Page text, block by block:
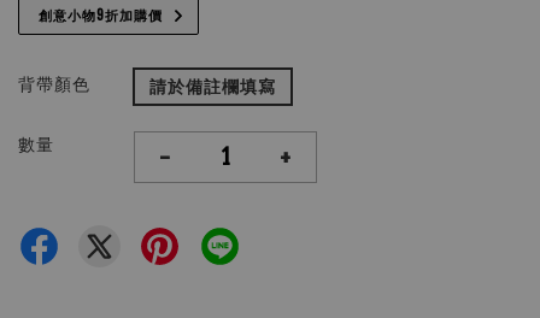
創意小物9折加購價
背帶顏色 請於備註欄填寫
數量 - +